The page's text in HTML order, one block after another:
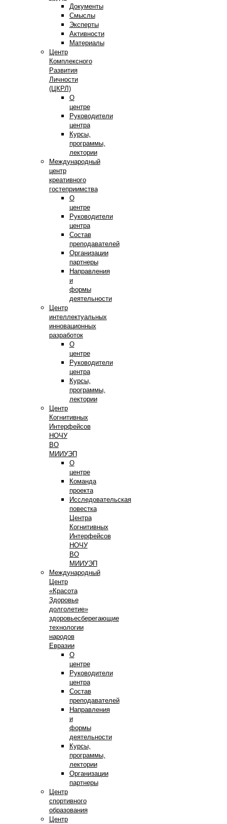
Документы
Смыслы
Эксперты
Активности
Материалы
Центр
Комплексного
Развития
Личности
(ЦКРЛ)
О
центре
Руководители
центра
Курсы,
программы,
лектории
Международный
центр
креативного
гостеприимства
О
центре
Руководители
центра
Состав
преподавателей
Организации
партнеры
Направления
и
формы
деятельности
Центр
интеллектуальных
инновационных
разработок
О
центре
Руководители
центра
Курсы,
программы,
лектории
Центр
Когнитивных
Интерфейсов
НОЧУ
ВО
МИИУЭП
О
центре
Команда
проекта
Исследовательская
повестка
Центра
Когнитивных
Интерфейсов
НОЧУ
ВО
МИИУЭП
Международный
Центр
«Красота
Здоровье
долголетие»
здоровьесберегающие
технологии
народов
Евразии
О
центре
Руководители
центра
Состав
преподавателей
Направления
и
формы
деятельности
Курсы,
программы,
лектории
Организации
партнеры
Центр
спортивного
образования
Центр